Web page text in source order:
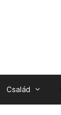
Család